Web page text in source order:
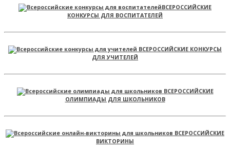
ВСЕРОССИЙСКИЕ
КОНКУРСЫ ДЛЯ ВОСПИТАТЕЛЕЙ
ВСЕРОССИЙСКИЕ КОНКУРСЫ
ДЛЯ УЧИТЕЛЕЙ
ВСЕРОССИЙСКИЕ
ОЛИМПИАДЫ ДЛЯ ШКОЛЬНИКОВ
ВСЕРОССИЙСКИЕ
ВИКТОРИНЫ